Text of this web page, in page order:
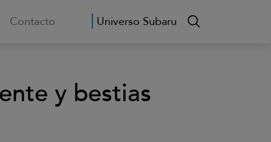
Contacto Universo Subaru
y bestias